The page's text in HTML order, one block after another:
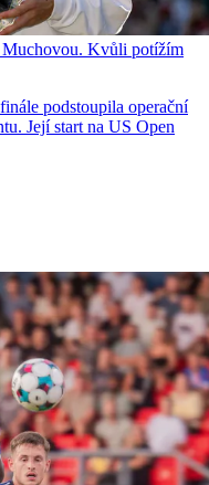
Kvůli potížím
podstoupila operační
Její start na US Open